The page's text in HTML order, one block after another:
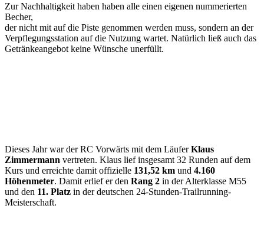
Zur Nachhaltigkeit haben haben alle einen eigenen nummerierten
Becher,
der nicht mit auf die Piste genommen werden muss, sondern an der
Verpflegungsstation auf die Nutzung wartet. Natürlich ließ auch das
Getränkeangebot keine Wünsche unerfüllt.
Dieses Jahr war der RC Vorwärts mit dem LäuferKlaus
Zimmermann vertreten. Klaus lief insgesamt 32 Runden auf dem
Kurs und erreichte damit offizielle 131,52 km und 4.160
Höhenmeter. Damit erlief er den Rang 2 in der Alterklasse M55
und den 11. Platz in der deutschen 24-Stunden-Trailrunning-
Meisterschaft.